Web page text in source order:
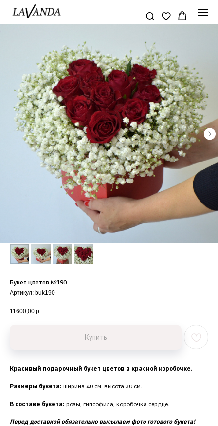
Букет цветов №190
Артикул: buk190
11600,00 р.
Купить
Красивый подарочный букет цветов в красной коробочке.
Размеры букета: ширина 40 см, высота 30 см.
В составе букета: розы, гипсофила, коробочка сердце.
Перед доставкой обязательно высылаем фото готового букета!